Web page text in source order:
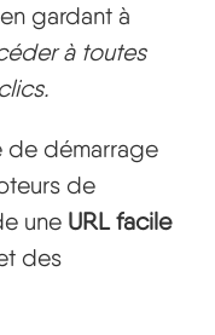
gardant à
à toutes
de démarrage
de
une URL facile
des